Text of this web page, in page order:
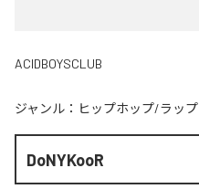
ACIDBOYSCLUB
ジャンル： ヒップホップ/ラップ
DoNYKooR